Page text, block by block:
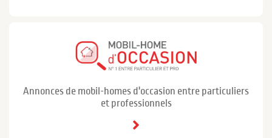
Annonces de mobil-homes d'occasion entre particuliers
et professionnels